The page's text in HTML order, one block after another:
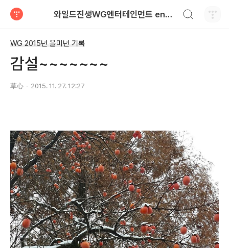
와일드진생WG엔터테인먼트 entertainment
WG 2015년 을미년 기록
감설~~~~~~~
草心 2015. 11. 27. 12:27